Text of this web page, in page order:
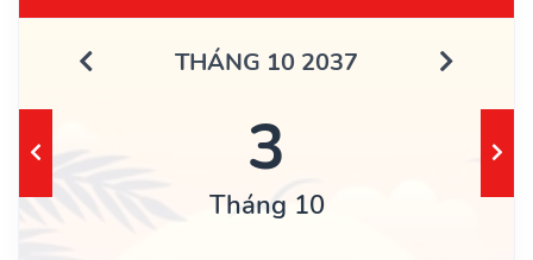
THÁNG 10 2037
3
Tháng 10